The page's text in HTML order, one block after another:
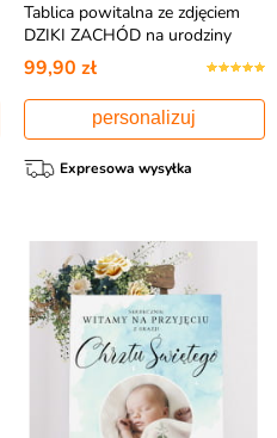
Tablica powitalna ze zdjęciem
DZIKI ZACHÓD na urodziny
99,90 zł
personalizuj
Expresowa wysyłka